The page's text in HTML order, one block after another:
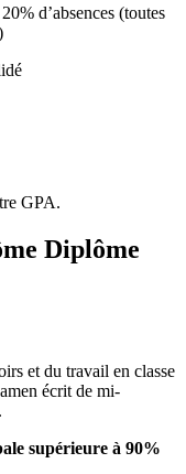
d’absences (toutes
GPA.
Diplôme
et du travail en classe
écrit de mi-
supérieure à 90%